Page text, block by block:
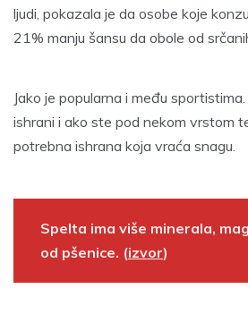
ljudi, pokazala je da osobe koje
21% manju šansu da obole od
Jako je popularna i među
ishrani i ako ste pod nekom vrstom
potrebna ishrana koja vraća snagu.
Spelta ima više minerala,
od pšenice. (izvor)